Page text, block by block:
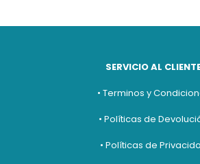
SERVICIO AL
• Terminos y
• Políticas de
• Políticas de